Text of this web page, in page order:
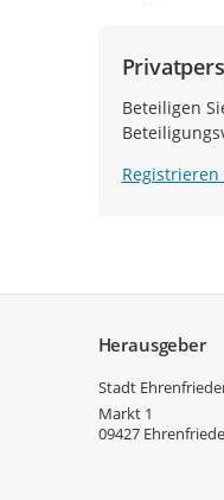
Beteiligen
Herausgeber
Stadt
Markt 1
09427